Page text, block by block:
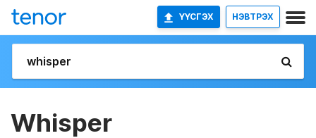
ҮҮСГЭХ НЭВТРЭХ
Whisper